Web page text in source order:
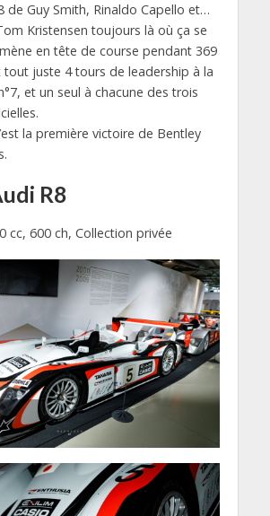
de Guy Smith, Rinaldo Capello et…
Kristensen toujours là où ça se
en tête de course pendant 369
tout juste 4 tours de leadership à la
et un seul à chacune des trois
la première victoire de Bentley
R8
cc, 600 ch, Collection privée